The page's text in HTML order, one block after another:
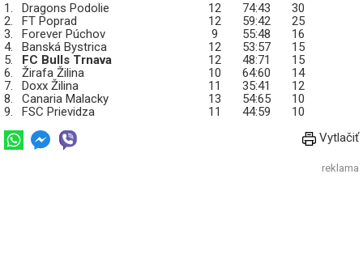
1. Dragons Podolie 12 74:43
30
2.
FT Poprad 12 59:42
25
3.
Forever Púchov 9 55:48
16
4.
Banská Bystrica 12 53:57
15
5.
FC Bulls Trnava 12 48:71
15
6.
Žirafa Žilina 10 64:60
14
7.
Doxx Žilina 11 35:41
12
8.
Canaria Malacky 13 54:65
10
9.
FSC Prievidza 11 44:59
10
Vytlačiť
reklama